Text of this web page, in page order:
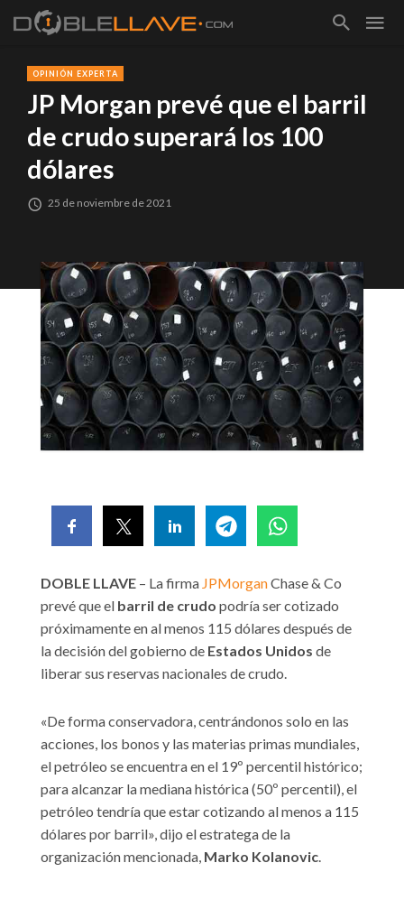
OPINIÓN EXPERTA
JP Morgan prevé que el barril
de crudo superará los 100
dólares
25 de noviembre de 2021
DOBLE LLAVE – La firma JPMorganChase & Co
prevé que el barril de crudo podría ser cotizado
próximamente en al menos 115 dólares después de
la decisión del gobierno de Estados Unidos de
liberar sus reservas nacionales de crudo.
«De forma conservadora, centrándonos solo en las
acciones, los bonos y las materias primas mundiales,
el petróleo se encuentra en el 19º percentil histórico;
para alcanzar la mediana histórica (50º percentil), el
petróleo tendría que estar cotizando al menos a 115
dólares por barril», dijo el estratega de la
organización mencionada, Marko Kolanovic.